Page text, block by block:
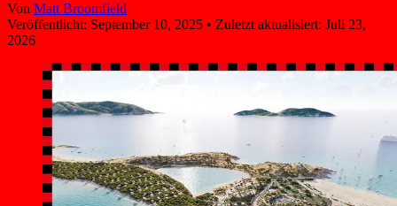
Von Matt Broomfield
Veröffentlicht: September 10, 2025 • Zuletzt aktualisiert: Juli 23,
2026